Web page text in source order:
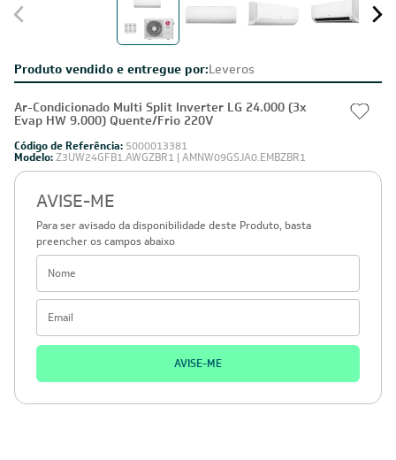
Produto vendido e entregue por:Leveros
Ar-Condicionado Multi Split Inverter LG 24.000 (3x
Evap HW 9.000) Quente/Frio 220V
Código de Referência: 5000013381
Modelo:Z3UW24GFB1.AWGZBR1 | AMNW09GSJA0.EMBZBR1
AVISE-ME
Para ser avisado da disponibilidade deste Produto, basta
preencher os campos abaixo
AVISE-ME